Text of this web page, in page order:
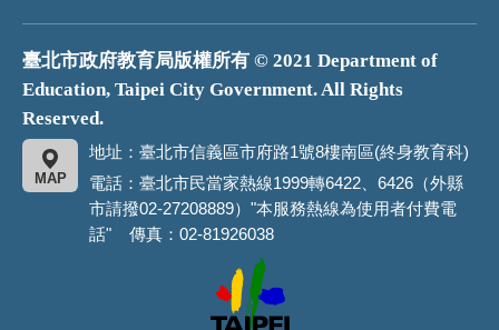
臺北市政府教育局版權所有 © 2021 Department of
Education, Taipei City Government. All Rights
Reserved.
地址：臺北市信義區市府路1號8樓南區(終身教育科)
MAP
電話：臺北市民當家熱線1999轉6422、6426（外縣
市請撥02-27208889）"本服務熱線為使用者付費電
話" 傳真：02-81926038
市
政